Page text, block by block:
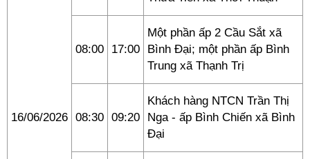
16/06/2026
08:00 17:00
Một phần ấp 2 Cầu Sắt xã
Bình Đại; một phần ấp Bình
Trung xã Thạnh Trị
08:30 09:20
Khách hàng NTCN Trần Thị
Nga - ấp Bình Chiến xã Bình
Đại